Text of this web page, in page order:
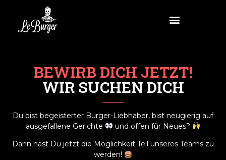
BEWIRB DICH JETZT!
WIR SUCHEN DICH
Du bist begeisterter Burger-Liebhaber, bist neugierig auf
ausgefallene Gerichte
und offen für Neues?
Dann hast Du jetzt die Möglichkeit Teil unseres Teams zu
werden!